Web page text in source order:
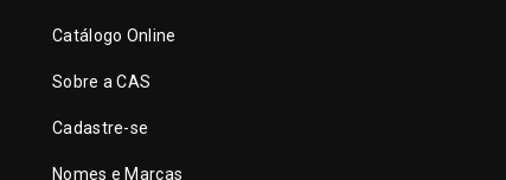
Catálogo Online
Sobre a CAS
Cadastre-se
Nomes e Marcas